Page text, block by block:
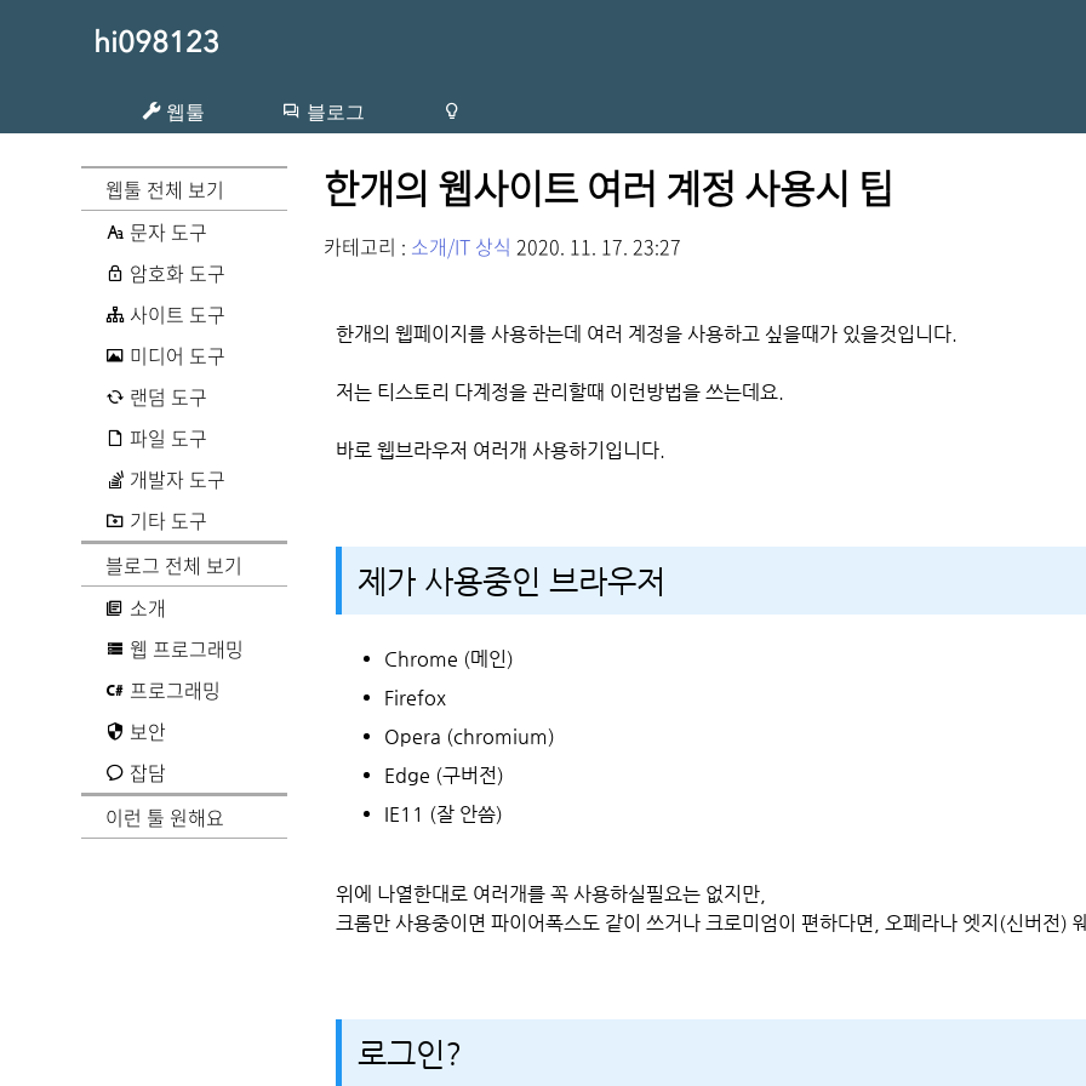
hi098123
웹툴 블로그
웹툴 전체 보기
문자 도구
암호화 도구
사이트 도구
미디어 도구
랜덤 도구
파일 도구
개발자 도구
기타 도구
블로그 전체 보기
소개
웹 프로그래밍
프로그래밍
보안
잡담
이런 툴 원해요
한개의 웹사이트 여러 계정 사용시 팁
카테고리 : 소개/IT 상식 2020. 11. 17. 23:27
한개의 웹페이지를 사용하는데 여러 계정을 사용하고 싶을때가 있을것입니다.
저는 티스토리 다계정을 관리할때 이런방법을 쓰는데요.
바로 웹브라우저 여러개 사용하기입니다.
제가 사용중인 브라우저
Chrome (메인)
Firefox
Opera (chromium)
Edge (구버전)
IE11 (잘 안씀)
위에 나열한대로 여러개를 꼭 사용하실필요는 없지만,
크롬만 사용중이면 파이어폭스도 같이 쓰거나 크로미엄이 편하다면, 오페라나 엣지(신버전)
로그인?